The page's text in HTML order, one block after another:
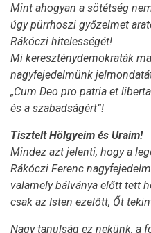
Mint ahogyan a sötétség
úgy pürrhoszi győzelmet
Rákóczi hitelességét!
Mi kereszténydemokraták
nagyfejedelmünk
„Cum Deo pro patria et
és a szabadságért”!
Tisztelt Hölgyeim és Uraim!
Mindez azt jelenti, hogy a
Rákóczi Ferenc
valamely bálványa előtt tett
csak az Isten ezelőtt, Őt
Nagy tanulság ez nekünk, a